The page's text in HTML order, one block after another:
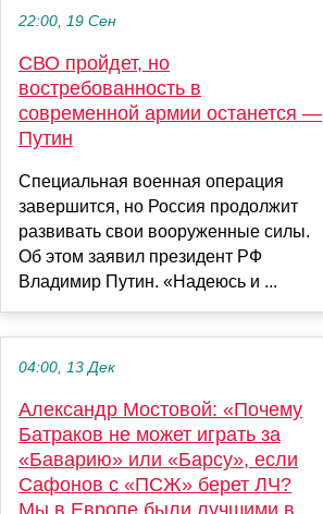
22:00, 19 Сен
СВО пройдет, но
востребованность в
современной армии останется —
Путин
Специальная военная операция
завершится, но Россия продолжит
развивать свои вооруженные силы.
Об этом заявил президент РФ
Владимир Путин. «Надеюсь и ...
04:00, 13 Дек
Александр Мостовой: «Почему
Батраков не может играть за
«Баварию» или «Барсу», если
Сафонов с «ПСЖ» берет ЛЧ?